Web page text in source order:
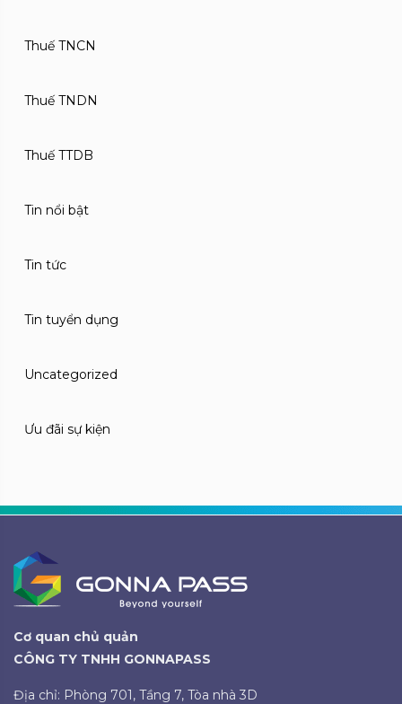
Thuế TNCN
Thuế TNDN
Thuế TTDB
Tin nổi bật
Tin tức
Tin tuyển dụng
Uncategorized
Ưu đãi sự kiện
Cơ quan chủ quản
CÔNG TY TNHH GONNAPASS
Địa chỉ: Phòng 701, Tầng 7, Tòa nhà 3D